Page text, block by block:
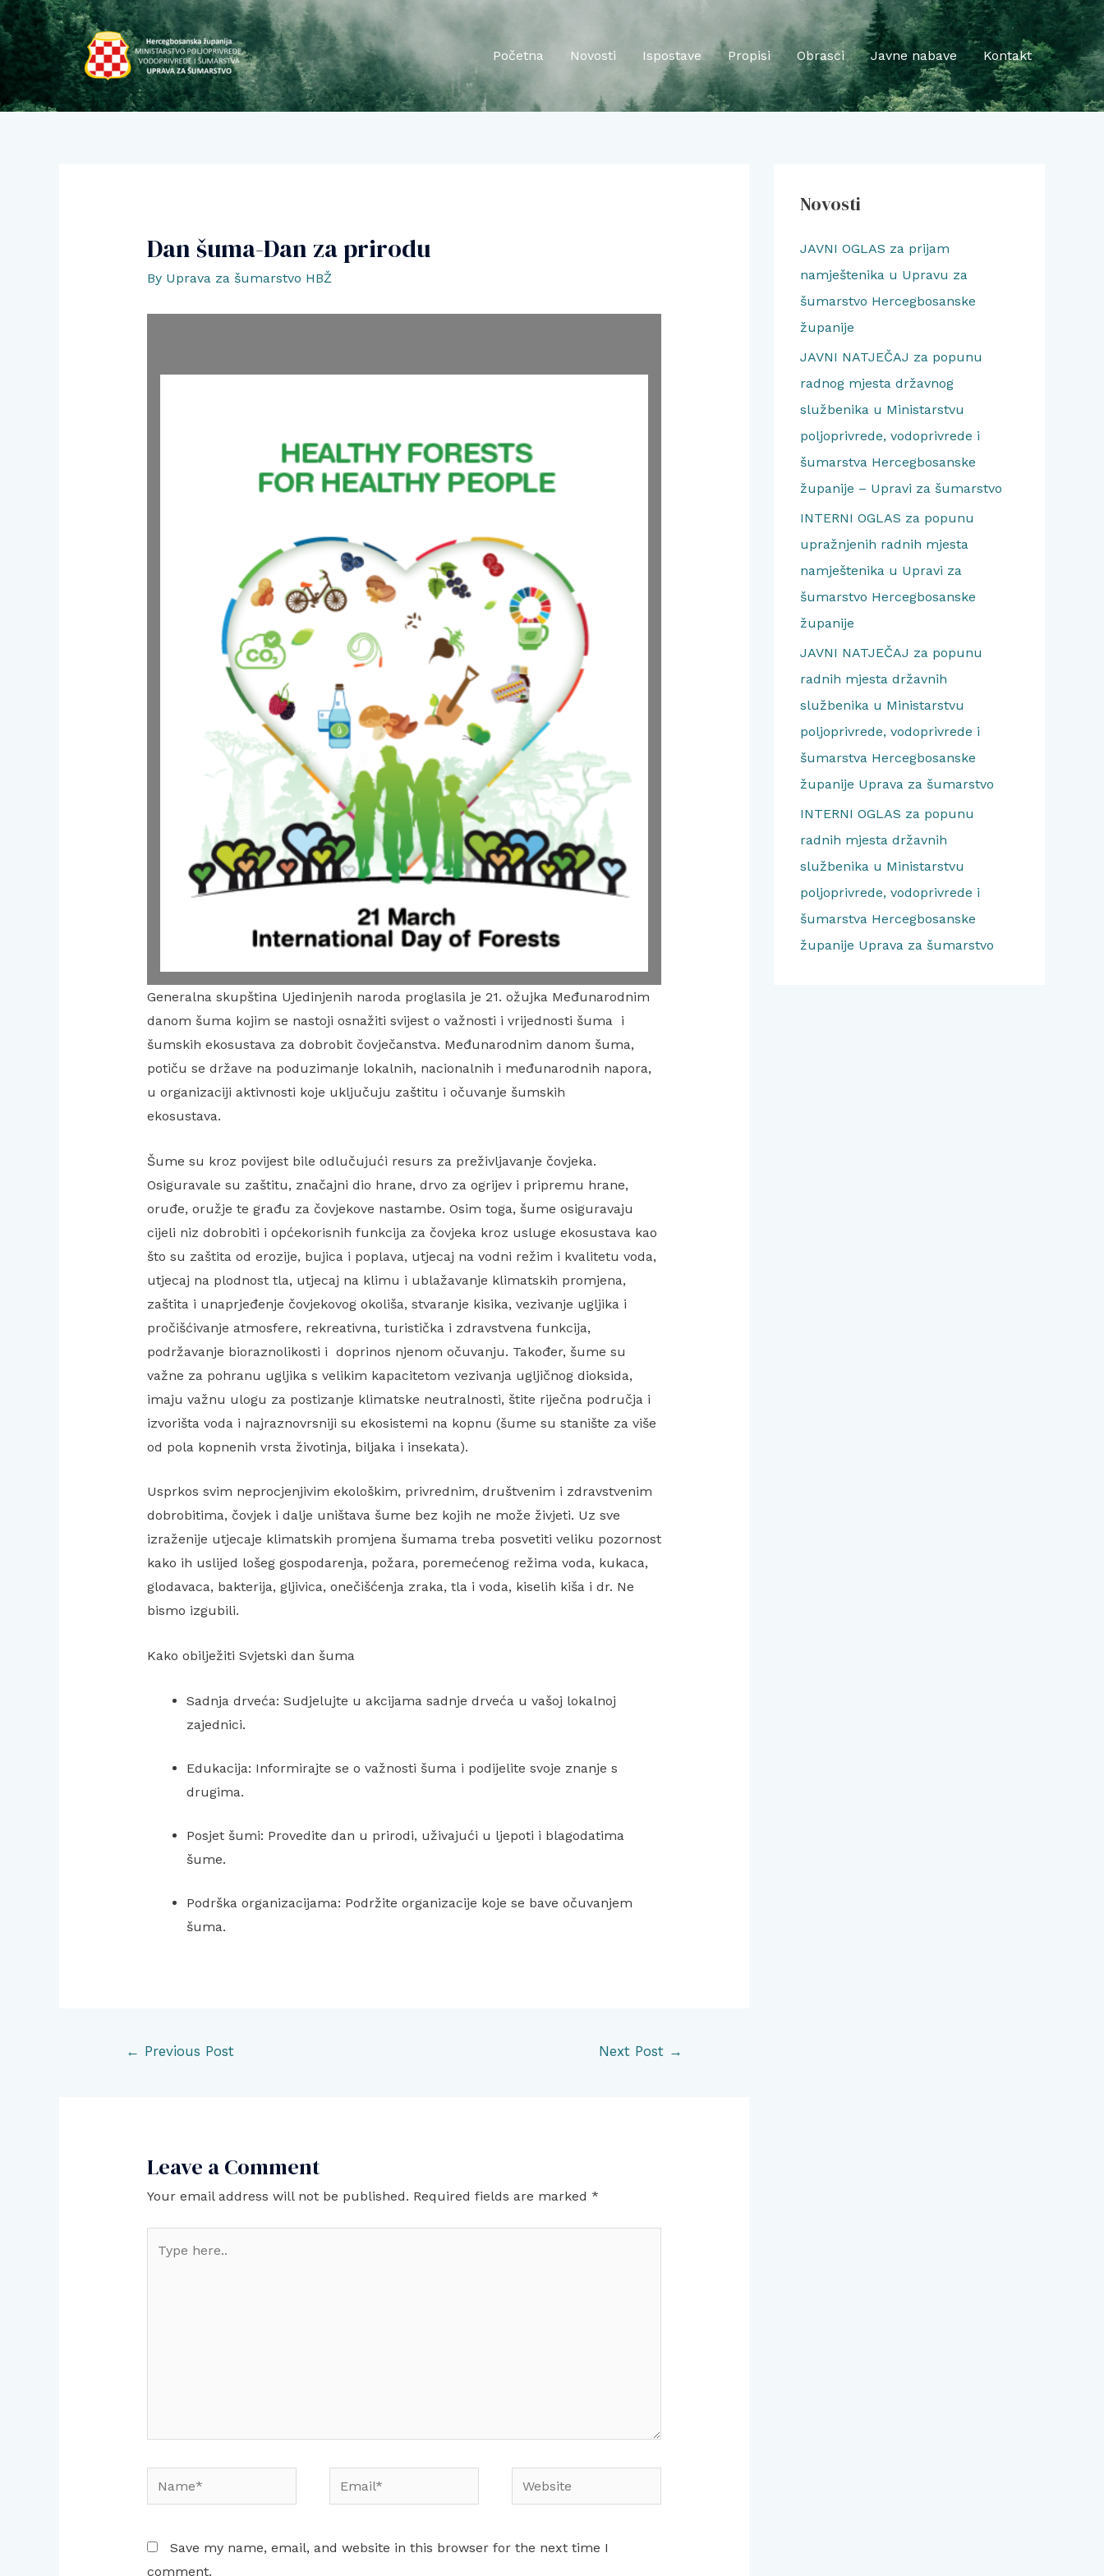
Skip
to
content
Početna Novosti Ispostave Propisi Obrasci Javne nabave Kontakt
Dan šuma-Dan za prirodu
By Uprava za šumarstvo HBŽ
Generalna skupština Ujedinjenih naroda proglasila je 21. ožujka Međunarodnim
danom šuma kojim se nastoji osnažiti svijest o važnosti i vrijednosti šuma i
šumskih ekosustava za dobrobit čovječanstva. Međunarodnim danom šuma,
potiču se države na poduzimanje lokalnih, nacionalnih i međunarodnih napora,
u organizaciji aktivnosti koje uključuju zaštitu i očuvanje šumskih
ekosustava.
Šume su kroz povijest bile odlučujući resurs za preživljavanje čovjeka.
Osiguravale su zaštitu, značajni dio hrane, drvo za ogrijev i pripremu hrane,
oruđe, oružje te građu za čovjekove nastambe. Osim toga, šume osiguravaju
cijeli niz dobrobiti i općekorisnih funkcija za čovjeka kroz usluge ekosustava kao
što su zaštita od erozije, bujica i poplava, utjecaj na vodni režim i kvalitetu voda,
utjecaj na plodnost tla, utjecaj na klimu i ublažavanje klimatskih promjena,
zaštita i unaprjeđenje čovjekovog okoliša, stvaranje kisika, vezivanje ugljika i
pročišćivanje atmosfere, rekreativna, turistička i zdravstvena funkcija,
podržavanje bioraznolikosti i doprinos njenom očuvanju. Također, šume su
važne za pohranu ugljika s velikim kapacitetom vezivanja ugljičnog dioksida,
imaju važnu ulogu za postizanje klimatske neutralnosti, štite riječna područja i
izvorišta voda i najraznovrsniji su ekosistemi na kopnu (šume su stanište za više
od pola kopnenih vrsta životinja, biljaka i insekata).
Usprkos svim neprocjenjivim ekološkim, privrednim, društvenim i zdravstvenim
dobrobitima, čovjek i dalje uništava šume bez kojih ne može živjeti. Uz sve
izraženije utjecaje klimatskih promjena šumama treba posvetiti veliku pozornost
kako ih uslijed lošeg gospodarenja, požara, poremećenog režima voda, kukaca,
glodavaca, bakterija, gljivica, onečišćenja zraka, tla i voda, kiselih kiša i dr. Ne
bismo izgubili.
Kako obilježiti Svjetski dan šuma
Sadnja drveća: Sudjelujte u akcijama sadnje drveća u vašoj lokalnoj
zajednici.
Edukacija: Informirajte se o važnosti šuma i podijelite svoje znanje s
drugima.
Posjet šumi: Provedite dan u prirodi, uživajući u ljepoti i blagodatima
šume.
Podrška organizacijama: Podržite organizacije koje se bave očuvanjem
šuma.
← Previous Post Next Post →
Leave a Comment
Your email address will not be published. Required fields are marked *
here..
Name* Email* Website
Save my name, email, and website in this browser for the next time I
comment.
Novosti
JAVNI OGLAS za prijam
namještenika u Upravu za
šumarstvo Hercegbosanske
županije
JAVNI NATJEČAJ za popunu
radnog mjesta državnog
službenika u Ministarstvu
poljoprivrede, vodoprivrede i
šumarstva Hercegbosanske
županije – Upravi za šumarstvo
INTERNI OGLAS za popunu
upražnjenih radnih mjesta
namještenika u Upravi za
šumarstvo Hercegbosanske
županije
JAVNI NATJEČAJ za popunu
radnih mjesta državnih
službenika u Ministarstvu
poljoprivrede, vodoprivrede i
šumarstva Hercegbosanske
županije Uprava za šumarstvo
INTERNI OGLAS za popunu
radnih mjesta državnih
službenika u Ministarstvu
poljoprivrede, vodoprivrede i
šumarstva Hercegbosanske
županije Uprava za šumarstvo